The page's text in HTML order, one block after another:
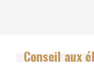
Conseil aux